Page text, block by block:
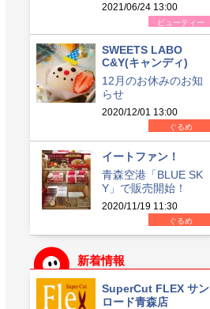
2021/06/24 13:00
ビューティー
SWEETS LABO
C&Y(キャンディ)
12月のお休みのお知
らせ
2020/12/01 13:00
ぐるめ
イートファン！
青森空港「BLUE SK
Y」で販売開始！
2020/11/19 11:30
ぐるめ
新着情報
SuperCut FLEX サン
ロード青森店